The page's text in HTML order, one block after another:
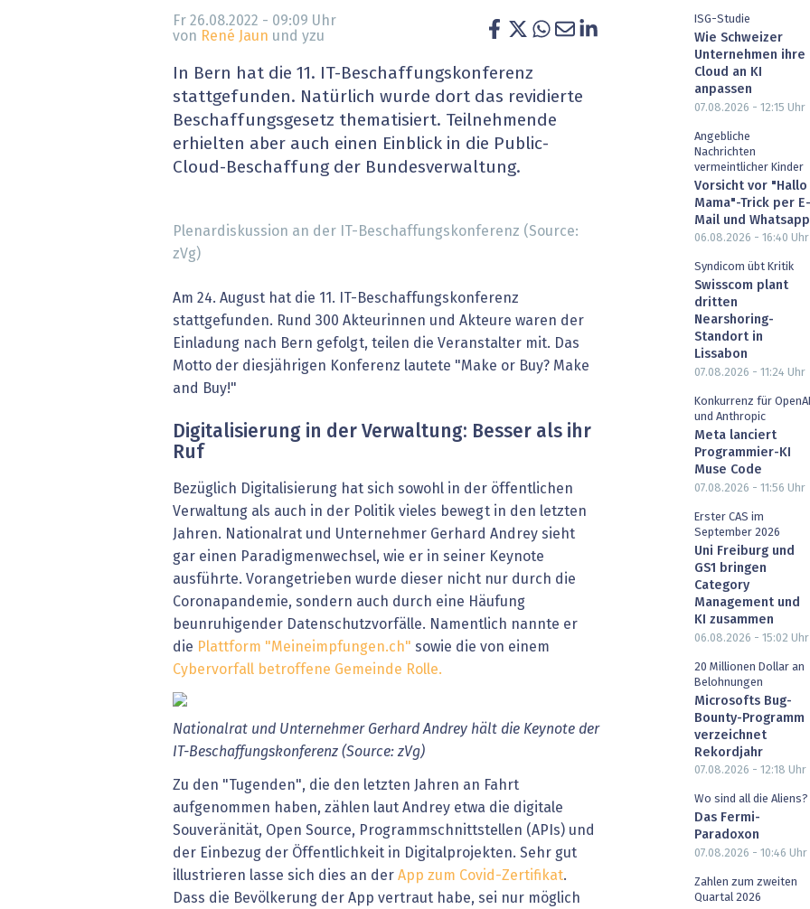
» alle News Gesundheit wird digital
Blockchain
EU-DSGVO
XaaS, Managed Services & Co.
» alle Dossiers
IT for Health
Artificial Intelligence
Finance 2030
Fintech & Insurtech
Professional AV & Digital Signage
» alle Specials
Fr 26.08.2022 - 09:09 Uhr
von René Jaun und yzu
In Bern hat die 11. IT-Beschaffungskonferenz
stattgefunden. Natürlich wurde dort das revidierte
Beschaffungsgesetz thematisiert. Teilnehmende
erhielten aber auch einen Einblick in die Public-
Cloud-Beschaffung der Bundesverwaltung.
Plenardiskussion an der IT-Beschaffungskonferenz (Source:
zVg)
Am 24. August hat die 11. IT-Beschaffungskonferenz
stattgefunden. Rund 300 Akteurinnen und Akteure waren der
Einladung nach Bern gefolgt, teilen die Veranstalter mit. Das
Motto der diesjährigen Konferenz lautete "Make or Buy? Make
and Buy!"
Digitalisierung in der Verwaltung: Besser als ihr
Ruf
Bezüglich Digitalisierung hat sich sowohl in der öffentlichen
Verwaltung als auch in der Politik vieles bewegt in den letzten
Jahren. Nationalrat und Unternehmer Gerhard Andrey sieht
gar einen Paradigmenwechsel, wie er in seiner Keynote
ausführte. Vorangetrieben wurde dieser nicht nur durch die
Coronapandemie, sondern auch durch eine Häufung
beunruhigender Datenschutzvorfälle. Namentlich nannte er
die Plattform "Meineimpfungen.ch" sowie die von einem
Cybervorfall betroffene Gemeinde Rolle.
Nationalrat und Unternehmer Gerhard Andrey hält die Keynote der
IT-Beschaffungskonferenz (Source: zVg)
Zu den "Tugenden", die den letzten Jahren an Fahrt
aufgenommen haben, zählen laut Andrey etwa die digitale
Souveränität, Open Source, Programmschnittstellen (APIs) und
der Einbezug der Öffentlichkeit in Digitalprojekten. Sehr gut
illustrieren lasse sich dies an der App zum Covid-Zertifikat.
Dass die Bevölkerung der App vertraut habe, sei nur möglich
ISG-Studie
Wie Schweizer
Unternehmen ihre
Cloud an KI
anpassen
07.08.2026 - 12:15 Uhr
Angebliche
Nachrichten
vermeintlicher Kinder
Vorsicht vor "Hallo
Mama"-Trick per E-
Mail und Whatsapp
06.08.2026 - 16:40 Uhr
Syndicom übt Kritik
Swisscom plant
dritten
Nearshoring-
Standort in
Lissabon
07.08.2026 - 11:24 Uhr
Konkurrenz für OpenAI
und Anthropic
Meta lanciert
Programmier-KI
Muse Code
07.08.2026 - 11:56 Uhr
Erster CAS im
September 2026
Uni Freiburg und
GS1 bringen
Category
Management und
KI zusammen
06.08.2026 - 15:02 Uhr
20 Millionen Dollar an
Belohnungen
Microsofts Bug-
Bounty-Programm
verzeichnet
Rekordjahr
07.08.2026 - 12:18 Uhr
Wo sind all die Aliens?
Das Fermi-
Paradoxon
07.08.2026 - 10:46 Uhr
Zahlen zum zweiten
Quartal 2026